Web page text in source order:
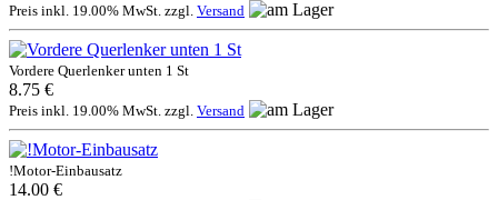
Preis inkl. 19.00% MwSt. zzgl. Versand
Vordere Querlenker unten 1 St
8.75 €
Preis inkl. 19.00% MwSt. zzgl. Versand
!Motor-Einbausatz
14.00 €